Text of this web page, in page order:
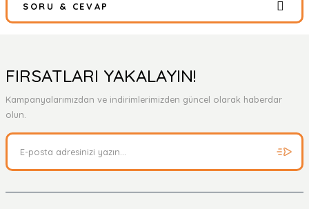
Bu ürüne ilk yorumu siz yapın!
Yorum Yaz
SORU & CEVAP
Ürün hakkında henüz soru sorulmamış.
FIRSATLARI YAKALAYIN!
Kampanyalarımızdan ve indirimlerimizden güncel olarak haberdar
olun.